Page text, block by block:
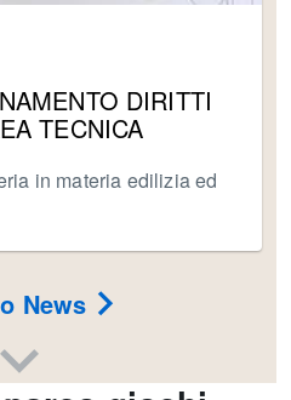
DIRITTI
TECNICA
in materia edilizia ed
News